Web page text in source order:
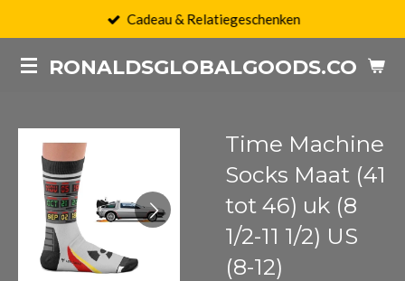
naar
RONALDSGLOBALGOODS.COM
Cadeau & Relatiegeschenken
Time Machine
Socks Maat (41
tot 46) uk (8
1/2-11 1/2) US
(8-12)